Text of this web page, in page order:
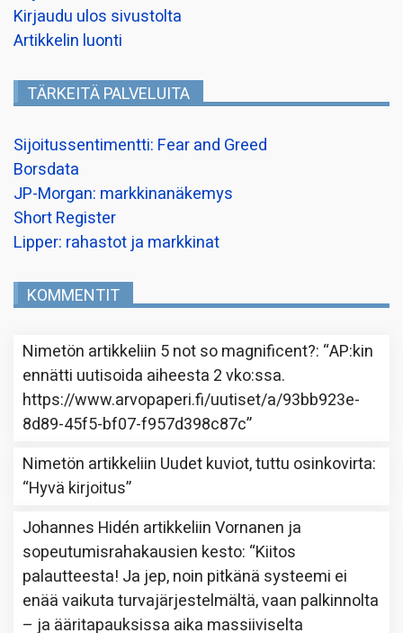
Kirjaudu ulos sivustolta
Artikkelin luonti
TÄRKEITÄ PALVELUITA
Sijoitussentimentti: Fear and Greed
Borsdata
JP-Morgan: markkinanäkemys
Short Register
Lipper: rahastot ja markkinat
KOMMENTIT
Nimetön artikkeliin 5 not so magnificent?: “AP:kin
ennätti uutisoida aiheesta 2 vko:ssa.
https://www.arvopaperi.fi/uutiset/a/93bb923e-
8d89-45f5-bf07-f957d398c87c”
Nimetön artikkeliin Uudet kuviot, tuttu osinkovirta:
“Hyvä kirjoitus”
Johannes Hidén artikkeliinVornanen ja
sopeutumisrahakausien kesto: “Kiitos
palautteesta! Ja jep, noin pitkänä systeemi ei
enää vaikuta turvajärjestelmältä, vaan palkinnolta
– ja ääritapauksissa aika massiiviselta